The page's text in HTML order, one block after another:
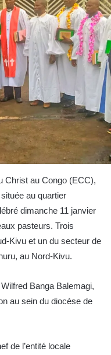
Christ au Congo (ECC),
au quartier
dimanche 11 janvier
pasteurs. Trois
Kivu et un du secteur de
au Nord-Kivu.
Banga Balemagi,
au sein du diocèse de
de l’entité locale